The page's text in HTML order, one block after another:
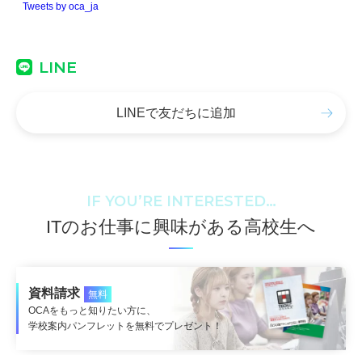
Tweets by oca_ja
LINE
LINEで友だちに追加
IF YOU’RE INTERESTED…
ITのお仕事に興味がある高校生へ
資料請求
無料
OCAをもっと知りたい方に、
学校案内パンフレットを無料でプレゼント！